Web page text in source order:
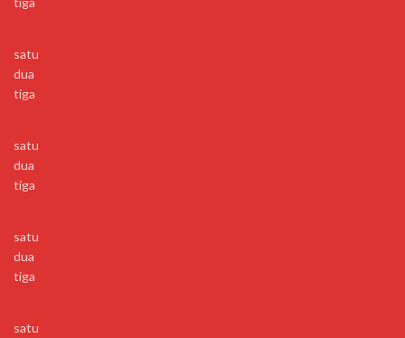
satu
dua
tiga
satu
dua
tiga
satu
dua
tiga
satu